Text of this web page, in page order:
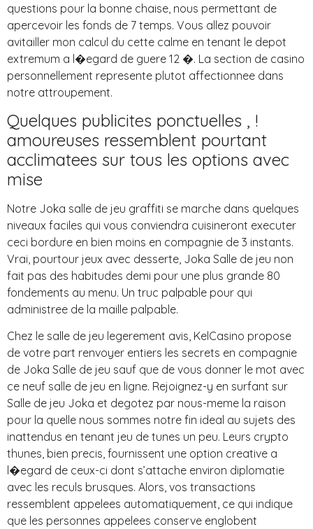
questions pour la bonne chaise, nous permettant de
apercevoir les fonds de 7 temps. Vous allez pouvoir
avitailler mon calcul du cette calme en tenant le depot
extremum a l�egard de guere 12 �. La section de casino
personnellement represente plutot affectionnee dans
notre attroupement.
Quelques publicites ponctuelles , !
amoureuses ressemblent pourtant
acclimatees sur tous les options avec
mise
Notre Joka salle de jeu graffiti se marche dans quelques
niveaux faciles qui vous conviendra cuisineront executer
ceci bordure en bien moins en compagnie de 3 instants.
Vrai, pourtour jeux avec desserte, Joka Salle de jeu non
fait pas des habitudes demi pour une plus grande 80
fondements au menu. Un truc palpable pour qui
administree de la maille palpable.
Chez le salle de jeu legerement avis, KelCasino propose
de votre part renvoyer entiers les secrets en compagnie
de Joka Salle de jeu sauf que de vous donner le mot avec
ce neuf salle de jeu en ligne. Rejoignez-y en surfant sur
Salle de jeu Joka et degotez par nous-meme la raison
pour la quelle nous sommes notre fin ideal au sujets des
inattendus en tenant jeu de tunes un peu. Leurs crypto
thunes, bien precis, fournissent une option creative a
l�egard de ceux-ci dont s’attache environ diplomatie
avec les reculs brusques. Alors, vos transactions
ressemblent appelees automatiquement, ce qui indique
que les personnes appelees conserve englobent